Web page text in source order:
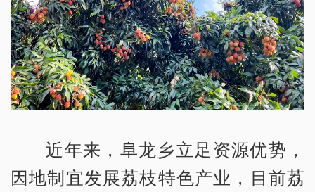
近年来，阜龙乡立足资源优势，
因地制宜发展荔枝特色产业，目前荔